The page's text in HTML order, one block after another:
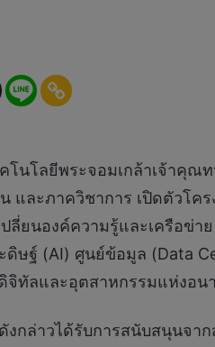
โนโลยีพระจอมเกล้าเจ้าคุณ
และภาควิชาการ เปิดตัวโคร
ปลี่ยนองค์ความรู้และเครือข่
ษฐ์ (AI) ศูนย์ข้อมูล (Data
จิทัลและอุตสาหกรรมแห่งอน
งกล่าวได้รับการสนับสนุนจา